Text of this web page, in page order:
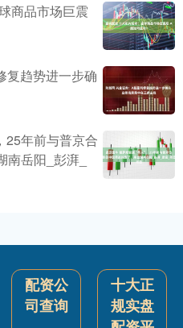
商品市场巨震
复趋势进一步确
25年前与普京合
岳阳_彭湃_
配资公
司查询
十大正
规实盘